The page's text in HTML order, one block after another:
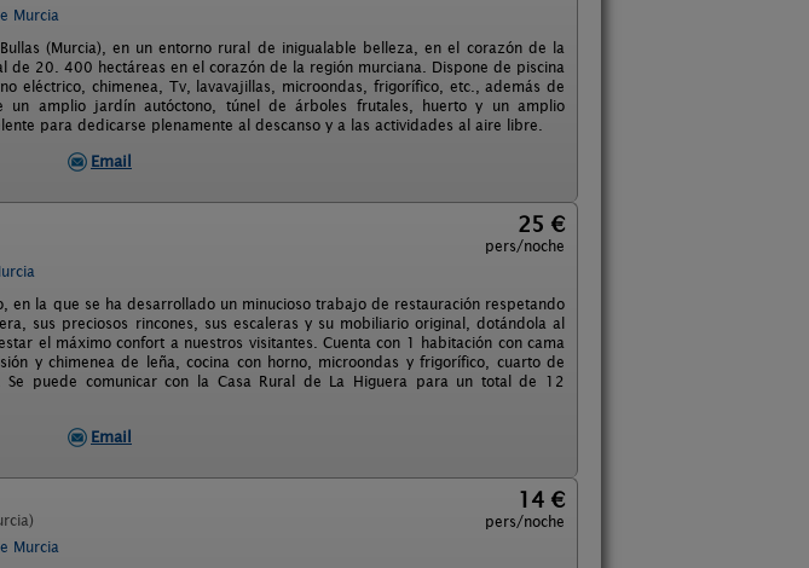
Murcia
(Murcia), en un entorno rural de inigualable belleza, en el corazón de la
de 20. 400 hectáreas en el corazón de la región murciana. Dispone de piscina
eléctrico, chimenea, Tv, lavavajillas, microondas, frigorífico, etc., además de
un amplio jardín autóctono, túnel de árboles frutales, huerto y un amplio
para dedicarse plenamente al descanso y a las actividades al aire libre.
Email
25 €
pers/noche
en la que se ha desarrollado un minucioso trabajo de restauración respetando
sus preciosos rincones, sus escaleras y su mobiliario original, dotándola al
el máximo confort a nuestros visitantes. Cuenta con 1 habitación con cama
y chimenea de leña, cocina con horno, microondas y frigorífico, cuarto de
puede comunicar con la Casa Rural de La Higuera para un total de 12
Email
14 €
pers/noche
Murcia